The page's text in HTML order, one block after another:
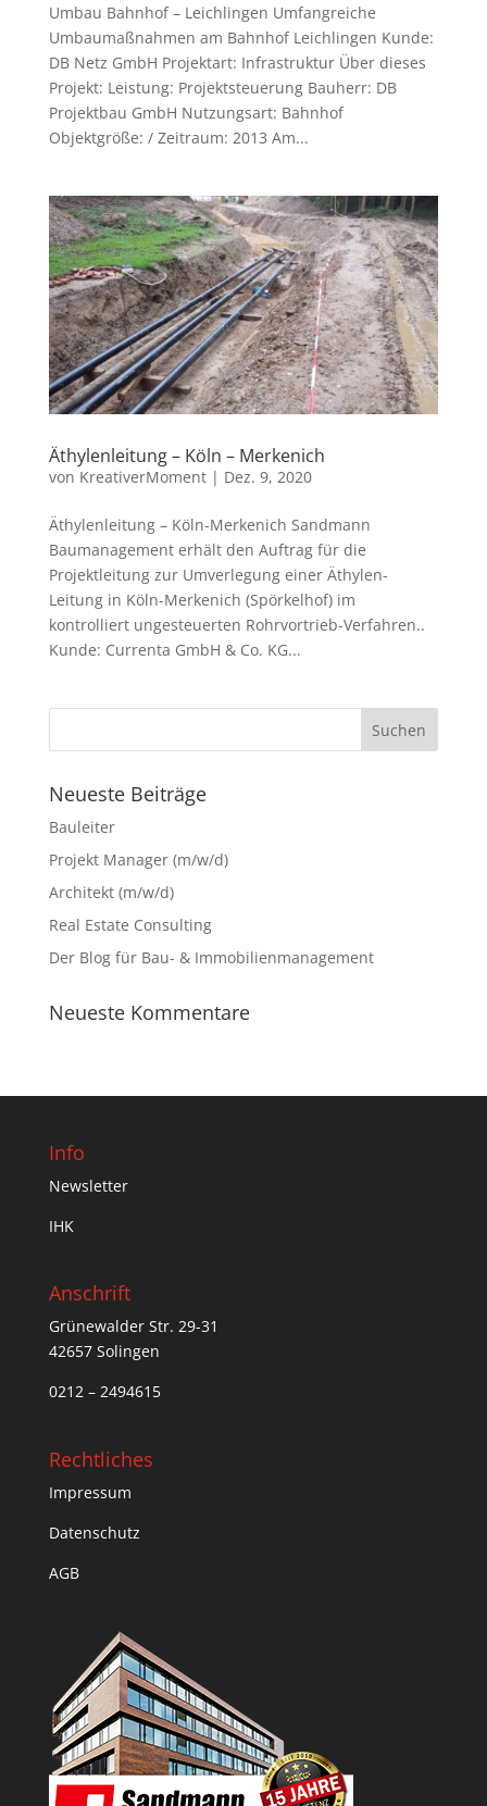
Umbau Bahnhof – Leichlingen Umfangreiche
Umbaumaßnahmen am Bahnhof Leichlingen Kunde:
DB Netz GmbH Projektart: Infrastruktur Über dieses
Projekt: Leistung: Projektsteuerung Bauherr: DB
Projektbau GmbH Nutzungsart: Bahnhof
Objektgröße: / Zeitraum: 2013 Am...
Äthylenleitung – Köln – Merkenich
von KreativerMoment| Dez. 9, 2020
Äthylenleitung – Köln-Merkenich Sandmann
Baumanagement erhält den Auftrag für die
Projektleitung zur Umverlegung einer Äthylen-
Leitung in Köln-Merkenich (Spörkelhof) im
kontrolliert ungesteuerten Rohrvortrieb-Verfahren..
Kunde: Currenta GmbH & Co. KG...
Neueste Beiträge
Bauleiter
Projekt Manager (m/w/d)
Architekt (m/w/d)
Real Estate Consulting
Der Blog für Bau- & Immobilienmanagement
Neueste Kommentare
Info
Newsletter
IHK
Anschrift
Grünewalder Str. 29-31
42657 Solingen
0212 – 2494615
Rechtliches
Impressum
Datenschutz
AGB